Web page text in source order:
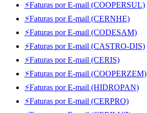
⚡Faturas por E-mail (COOPERSUL)
⚡Faturas por E-mail (CERNHE)
⚡Faturas por E-mail (CODESAM)
⚡Faturas por E-mail (CASTRO-DIS)
⚡Faturas por E-mail (CERIS)
⚡Faturas por E-mail (COOPERZEM)
⚡Faturas por E-mail (HIDROPAN)
⚡Faturas por E-mail (CERPRO)